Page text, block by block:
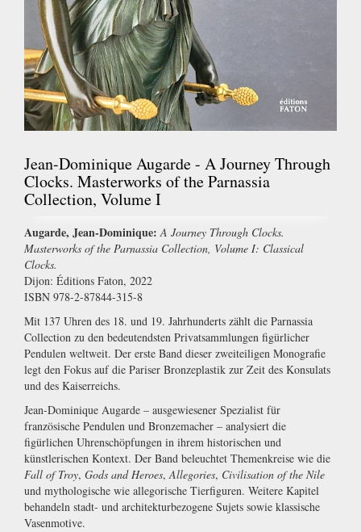
Jean-Dominique Augarde - A Journey Through
Clocks. Masterworks of the Parnassia
Collection, Volume I
Augarde, Jean-Dominique: A Journey Through Clocks.
Masterworks of the Parnassia Collection, Volume I: Classical
Clocks.
Dijon: Éditions Faton, 2022
ISBN 978-2-87844-315-8
Mit 137 Uhren des 18. und 19. Jahrhunderts zählt die Parnassia
Collection zu den bedeutendsten Privatsammlungen figürlicher
Pendulen weltweit. Der erste Band dieser zweiteiligen Monografie
legt den Fokus auf die Pariser Bronzeplastik zur Zeit des Konsulats
und des Kaiserreichs.
Jean-Dominique Augarde – ausgewiesener Spezialist für
französische Pendulen und Bronzemacher – analysiert die
figürlichen Uhrenschöpfungen in ihrem historischen und
künstlerischen Kontext. Der Band beleuchtet Themenkreise wie die
Fall of Troy, Gods and Heroes,Allegories, Civilisation of the Nile
und mythologische wie allegorische Tierfiguren. Weitere Kapitel
behandeln stadt- und architekturbezogene Sujets sowie klassische
Vasenmotive.